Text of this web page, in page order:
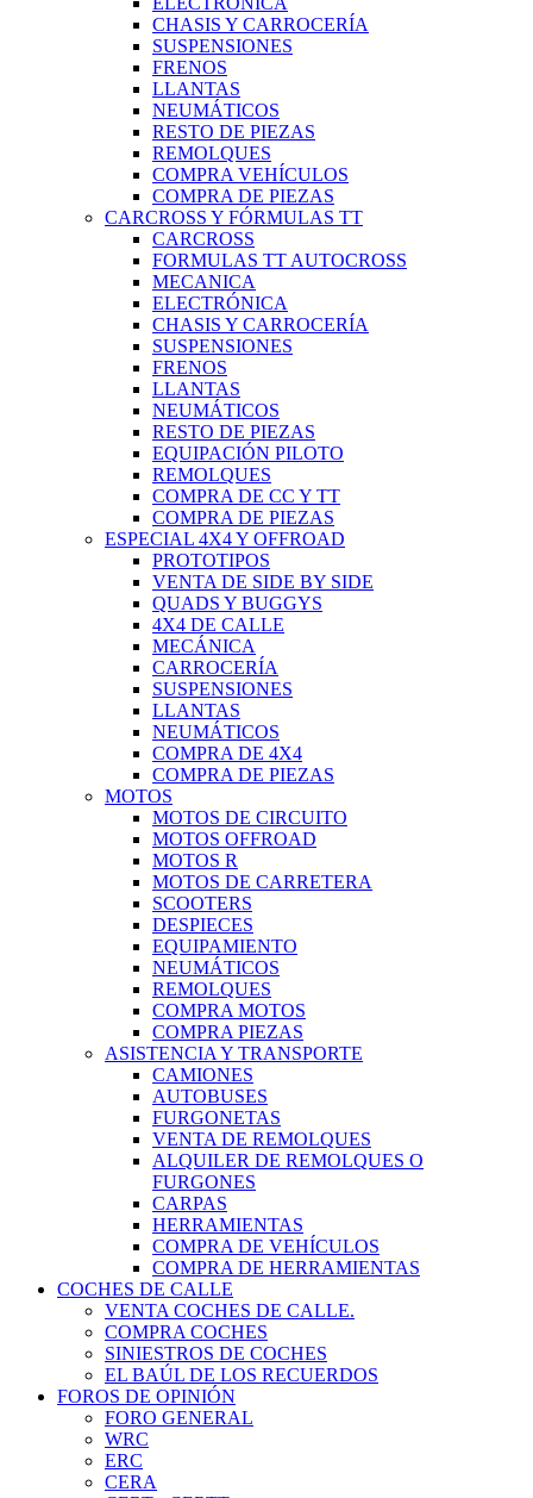
CHASIS Y CARROCERÍA
SUSPENSIONES
FRENOS
LLANTAS
NEUMÁTICOS
RESTO DE PIEZAS
REMOLQUES
COMPRA VEHÍCULOS
COMPRA DE PIEZAS
CARCROSS Y FÓRMULAS TT
CARCROSS
FORMULAS TT AUTOCROSS
MECANICA
ELECTRÓNICA
CHASIS Y CARROCERÍA
SUSPENSIONES
FRENOS
LLANTAS
NEUMÁTICOS
RESTO DE PIEZAS
EQUIPACIÓN PILOTO
REMOLQUES
COMPRA DE CC Y TT
COMPRA DE PIEZAS
ESPECIAL 4X4 Y OFFROAD
PROTOTIPOS
VENTA DE SIDE BY SIDE
QUADS Y BUGGYS
4X4 DE CALLE
MECÁNICA
CARROCERÍA
SUSPENSIONES
LLANTAS
NEUMÁTICOS
COMPRA DE 4X4
COMPRA DE PIEZAS
MOTOS
MOTOS DE CIRCUITO
MOTOS OFFROAD
MOTOS R
MOTOS DE CARRETERA
SCOOTERS
DESPIECES
EQUIPAMIENTO
NEUMÁTICOS
REMOLQUES
COMPRA MOTOS
COMPRA PIEZAS
ASISTENCIA Y TRANSPORTE
CAMIONES
AUTOBUSES
FURGONETAS
VENTA DE REMOLQUES
ALQUILER DE REMOLQUES O
FURGONES
CARPAS
HERRAMIENTAS
COMPRA DE VEHÍCULOS
COMPRA DE HERRAMIENTAS
COCHES DE CALLE
VENTA COCHES DE CALLE.
COMPRA COCHES
SINIESTROS DE COCHES
EL BAÚL DE LOS RECUERDOS
FOROS DE OPINIÓN
FORO GENERAL
WRC
ERC
CERA